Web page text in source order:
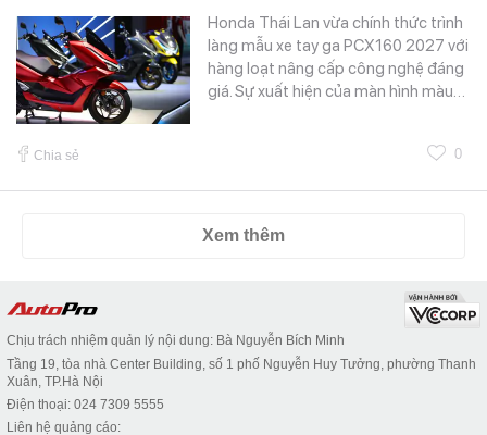
Honda Thái Lan vừa chính thức trình
làng mẫu xe tay ga PCX160 2027 với
hàng loạt nâng cấp công nghệ đáng
giá. Sự xuất hiện của màn hình màu…
Chia sẻ 0
Xem thêm
Chịu trách nhiệm quản lý nội dung: Bà Nguyễn Bích Minh
Tầng 19, tòa nhà Center Building, số 1 phố Nguyễn Huy Tưởng, phường Thanh
Xuân, TP.Hà Nội
Điện thoại: 024 7309 5555
Liên hệ quảng cáo: